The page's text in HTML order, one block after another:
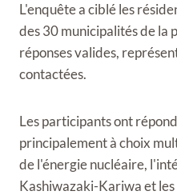
L'enquête a ciblé les
des 30 municipalités de la
réponses valides,
contactées.
Les participants ont
principalement à choix
de l'énergie nucléaire,
Kashiwazaki-Kariwa et